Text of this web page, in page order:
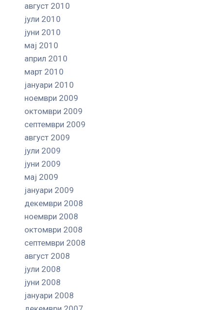
август 2010
јули 2010
јуни 2010
мај 2010
април 2010
март 2010
јануари 2010
ноември 2009
октомври 2009
септември 2009
август 2009
јули 2009
јуни 2009
мај 2009
јануари 2009
декември 2008
ноември 2008
октомври 2008
септември 2008
август 2008
јули 2008
јуни 2008
јануари 2008